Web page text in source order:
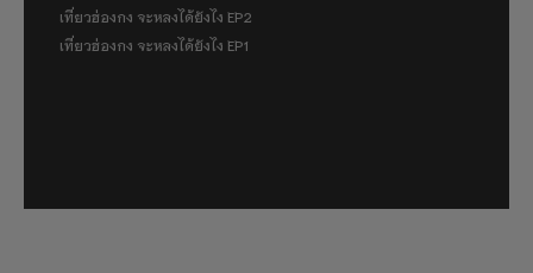
เที่ยวฮ่องกง จะหลงได้ยังไง EP2
เที่ยวฮ่องกง จะหลงได้ยังไง EP1